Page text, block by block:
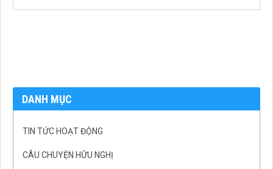
DANH MỤC
TIN TỨC HOẠT ĐỘNG
CÂU CHUYỆN HỮU NGHỊ